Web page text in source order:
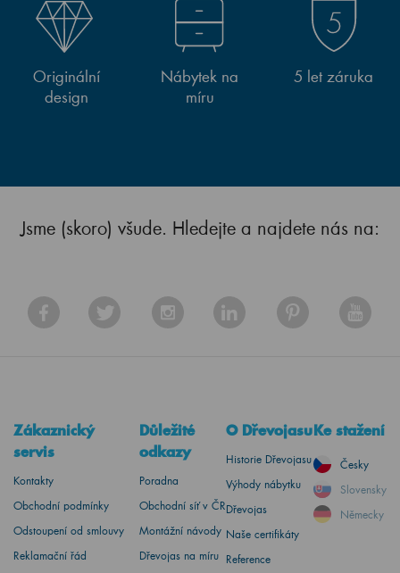
Originální
design
Nábytek na
míru
5 let záruka
Jsme (skoro) všude. Hledejte a najdete nás na:
Zákaznický
servis
Kontakty
Obchodní podmínky
Odstoupení od smlouvy
Reklamační řád
Důležité
odkazy
Poradna
Obchodní síť v ČR
Montážní návody
Dřevojas na míru
O Dřevojasu
Historie Dřevojasu
Výhody nábytku
Dřevojas
Naše certifikáty
Reference
Ke stažení
Česky
Slovensky
Německy